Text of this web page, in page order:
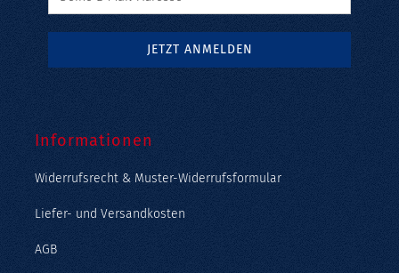
Informationen
Widerrufsrecht & Muster-Widerrufsformular
Liefer- und Versandkosten
AGB